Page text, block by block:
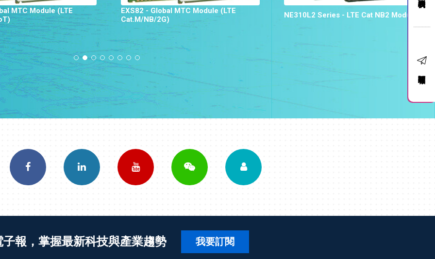
MTC Module (LTE
EXS82 - Global MTC Module (LTE
Cat.M/NB/2G)
NE310L2 Series - LTE Cat NB2 Module
子報，掌握最新科技與產業趨勢 我要訂閱